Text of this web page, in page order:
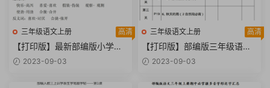
三年级语文上册 高清
【打印版】最新部编版小学三
年级语文上册近反义词汇总【6
2023-09-03
三年级语文上册 高清
【打印版】部编版三年级语文
上册课文必背、选背内容汇总
2023-09-03